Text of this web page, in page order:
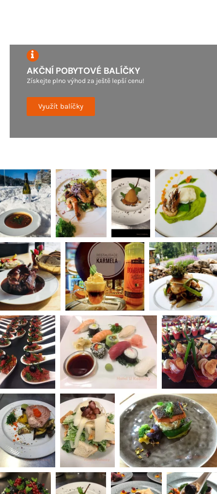
AKČNÍ POBYTOVÉ BALÍČKY
Získejte plno výhod za ještě lepší cenu!
Využít balíčky